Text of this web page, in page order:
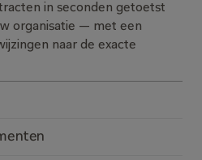
in seconden getoetst
organisatie — met een
naar de exacte